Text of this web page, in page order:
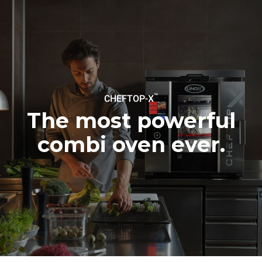
renovables.Greenhouse
Gas Protocol
CHEFTOP-X™
The most powerful
combi oven ever.